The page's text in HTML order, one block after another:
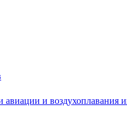
авиации и